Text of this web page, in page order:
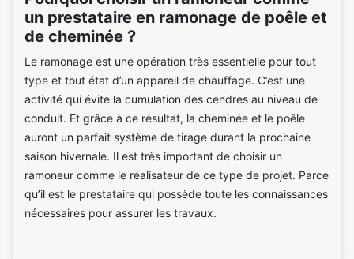
un prestataire en ramonage de poêle et
de cheminée ?
Le ramonage est une opération très essentielle pour tout
type et tout état d’un appareil de chauffage. C’est une
activité qui évite la cumulation des cendres au niveau de
conduit. Et grâce à ce résultat, la cheminée et le poêle
auront un parfait système de tirage durant la prochaine
saison hivernale. Il est très important de choisir un
ramoneur comme le réalisateur de ce type de projet. Parce
qu’il est le prestataire qui possède toute les connaissances
nécessaires pour assurer les travaux.